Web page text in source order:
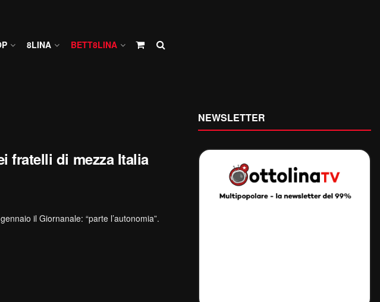
8LINA BETT8LINA
fratelli di mezza Italia
il Giornanale: “parte l’autonomia”.
NEWSLETTER